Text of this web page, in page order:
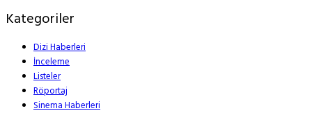
Kategoriler
Dizi Haberleri
İnceleme
Listeler
Röportaj
Sinema Haberleri